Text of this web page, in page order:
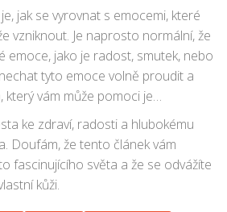
tantrická masáž zahrnuje masáž
jejím cílem dosáhnout sexuálního
sexuální energii po celém těle
a duchovní spojení.
jak se vyrovnat s emocemi, které
vzniknout. Je naprosto normální, že
emoce, jako je radost, smutek, nebo
tyto emoce volně proudit a
který vám může pomoci je
ke zdraví, radosti a hlubokému
Doufám, že tento článek vám
fascinujícího světa a že se odvážíte
kůži.